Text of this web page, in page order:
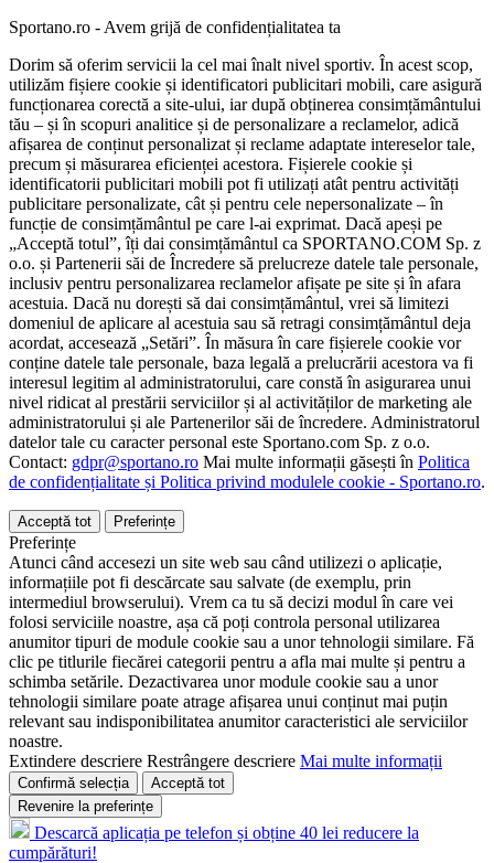
Sportano.ro - Avem grijă de confidențialitatea ta
Dorim să oferim servicii la cel mai înalt nivel sportiv. În acest scop,
utilizăm fișiere cookie și identificatori publicitari mobili, care asigură
funcționarea corectă a site-ului, iar după obținerea consimțământului
tău – și în scopuri analitice și de personalizare a reclamelor, adică
afișarea de conținut personalizat și reclame adaptate intereselor tale,
precum și măsurarea eficienței acestora. Fișierele cookie și
identificatorii publicitari mobili pot fi utilizați atât pentru activități
publicitare personalizate, cât și pentru cele nepersonalizate – în
funcție de consimțământul pe care l-ai exprimat. Dacă apeși pe
„Acceptă totul”, îți dai consimțământul ca SPORTANO.COM Sp. z
o.o. și Partenerii săi de Încredere să prelucreze datele tale personale,
inclusiv pentru personalizarea reclamelor afișate pe site și în afara
acestuia. Dacă nu dorești să dai consimțământul, vrei să limitezi
domeniul de aplicare al acestuia sau să retragi consimțământul deja
acordat, accesează „Setări”. În măsura în care fișierele cookie vor
conține datele tale personale, baza legală a prelucrării acestora va fi
interesul legitim al administratorului, care constă în asigurarea unui
nivel ridicat al prestării serviciilor și al activităților de marketing ale
administratorului și ale Partenerilor săi de încredere. Administratorul
datelor tale cu caracter personal este Sportano.com Sp. z o.o.
Contact: gdpr@sportano.ro Mai multe informații găsești în Politica
de confidențialitate și Politica privind modulele cookie - Sportano.ro.
Acceptă tot Preferințe
Preferințe
Atunci când accesezi un site web sau când utilizezi o aplicație,
informațiile pot fi descărcate sau salvate (de exemplu, prin
intermediul browserului). Vrem ca tu să decizi modul în care vei
folosi serviciile noastre, așa că poți controla personal utilizarea
anumitor tipuri de module cookie sau a unor tehnologii similare. Fă
clic pe titlurile fiecărei categorii pentru a afla mai multe și pentru a
schimba setările. Dezactivarea unor module cookie sau a unor
tehnologii similare poate atrage afișarea unui conținut mai puțin
relevant sau indisponibilitatea anumitor caracteristici ale serviciilor
noastre.
Extindere descriere Restrângere descriere Mai multe informații
Confirmă selecția
Acceptă tot
Revenire la preferințe
Descarcă aplicația pe telefon și obține 40 lei reducere la
cumpărături!